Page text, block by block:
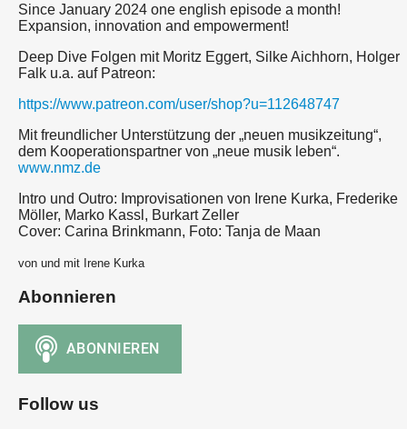
Since January 2024 one english episode a month!
Expansion, innovation and empowerment!
Deep Dive Folgen mit Moritz Eggert, Silke Aichhorn, Holger
Falk u.a. auf Patreon:
https://www.patreon.com/user/shop?u=112648747
Mit freundlicher Unterstützung der „neuen musikzeitung“,
dem Kooperationspartner von „neue musik leben“.
www.nmz.de
Intro und Outro: Improvisationen von Irene Kurka, Frederike
Möller, Marko Kassl, Burkart Zeller
Cover: Carina Brinkmann, Foto: Tanja de Maan
von und mit Irene Kurka
Abonnieren
Follow us